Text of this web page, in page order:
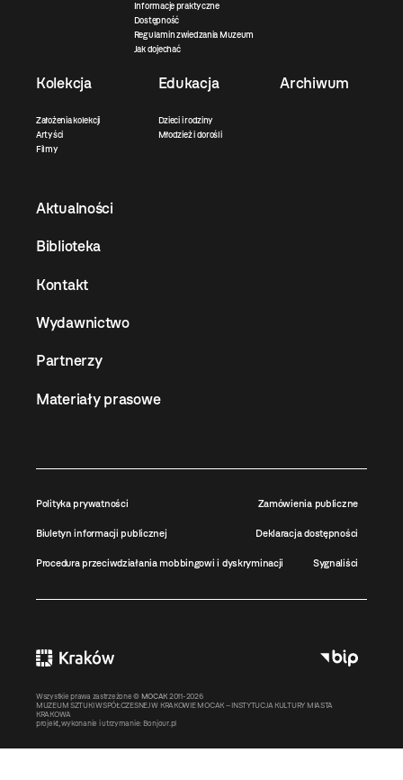
Informacje praktyczne
Dostępność
Regulamin zwiedzania Muzeum
Jak dojechać
Kolekcja
Założenia kolekcji
Artyści
Filmy
Edukacja
Dzieci i rodziny
Młodzież i dorośli
Archiwum
Aktualności
Biblioteka
Kontakt
Wydawnictwo
Partnerzy
Materiały prasowe
Polityka prywatności Zamówienia publiczne
Biuletyn informacji publicznej Deklaracja dostępności
Procedura przeciwdziałania mobbingowi i dyskryminacji Sygnaliści
Wszystkie prawa zastrzeżone © MOCAK 2011-2026
MUZEUM SZTUKI WSPÓŁCZESNEJ W KRAKOWIE MOCAK – INSTYTUCJA KULTURY MIASTA
KRAKOWA
projekt, wykonanie i utrzymanie: Bonjour.pl